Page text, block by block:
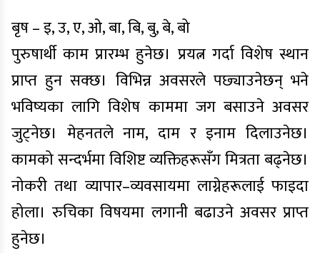
बृष – इ, उ, ए, ओ, बा, बि, बु, बे, बो
पुरुषार्थी काम प्रारम्भ हुनेछ। प्रयत्न गर्दा विशेष स्थान
प्राप्त हुन सक्छ। विभिन्न अवसरले पछ्याउनेछन् भने
भविष्यका लागि विशेष काममा जग बसाउने अवसर
जुट्नेछ। मेहनतले नाम, दाम र इनाम दिलाउनेछ।
कामको सन्दर्भमा विशिष्ट व्यक्तिहरूसँग मित्रता बढ्नेछ।
नोकरी तथा व्यापार–व्यवसायमा लाग्नेहरूलाई फाइदा
होला। रुचिका विषयमा लगानी बढाउने अवसर प्राप्त
हुनेछ।